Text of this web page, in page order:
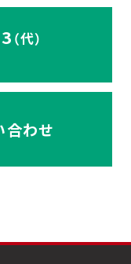
（代）
合わせ